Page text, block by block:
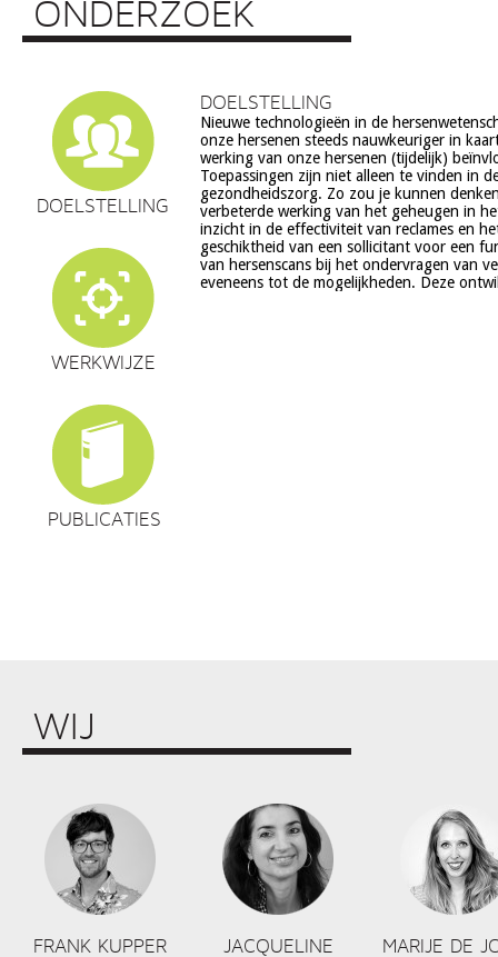
ONDERZOEK
DOELSTELLING
WERKWIJZE
PUBLICATIES
DOELSTELLING
Nieuwe technologieën in de
onze hersenen steeds nauwkeuriger in
werking van onze hersenen (tijdelijk)
Toepassingen zijn niet alleen te vinden in
gezondheidszorg. Zo zou je kunnen
verbeterde werking van het geheugen in
inzicht in de effectiviteit van reclames en
geschiktheid van een sollicitant voor een
van hersenscans bij het ondervragen van
eveneens tot de mogelijkheden. Deze
echter ook veel vragen op, onder meer op
ethiek (recht op privacy, gelijkheid,
volksgezondheid (veiligheid) en veranderingen in ons
en waarden stelsel. De beoogde commerciële toepassing
een aantal van deze technologieën is een extra
zorg. Het doel van dit project is om een
verantwoorde ontwikkeling van
hersenwetenschappen te realiseren,
WIJ
FRANK KUPPER
JACQUELINE
MARIJE DE